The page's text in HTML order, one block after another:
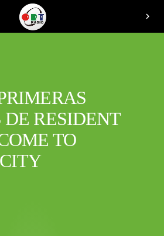
chevron_right
RESIDENT
TO